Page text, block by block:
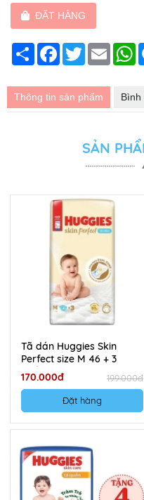
ĐẶT HÀNG
Chia
sẻ
Facebook
TwitterEmail
Thông tin sản phẩm Bình
SẢN
Tã dán Huggies Skin
Perfect size M 46 + 3
miếng (6 - 11 kg)
170.000đ
199.000đ
Đặt hàng